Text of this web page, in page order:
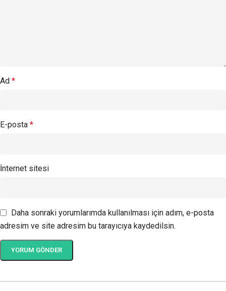
Ad *
E-posta *
İnternet sitesi
Daha sonraki yorumlarımda kullanılması için adım, e-posta
adresim ve site adresim bu tarayıcıya kaydedilsin.